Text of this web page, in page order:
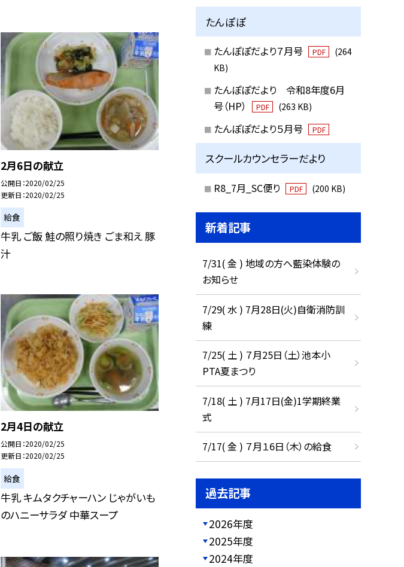
2月6日の献立
公開日 2020/02/25
更新日 2020/02/25
給食
牛乳 ご飯 鮭の照り焼き ごま和え 豚
汁
2月4日の献立
公開日 2020/02/25
更新日 2020/02/25
給食
牛乳 キムタクチャーハン じゃがいも
のハニーサラダ 中華スープ
たんぽぽ
たんぽぽだより７月号 PDF
(264
KB)
たんぽぽだより 令和8年度6月
号（HP）
PDF (263 KB)
たんぽぽだより５月号 PDF
スクールカウンセラーだより
R8_7月_SC便り PDF (200 KB)
新着記事
7/31( 金 ) 地域の方へ藍染体験の
お知らせ
7/29( 水 ) 7月28日(火)自衛消防訓
練
7/25( 土 ) ７月25日（土）池本小
PTA夏まつり
7/18( 土 ) 7月17日(金)1学期終業
式
7/17( 金 ) ７月１6日（木）の給食
過去記事
2026年度
2025年度
2024年度